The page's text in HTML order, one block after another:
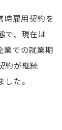
時雇用契約を
で、現在は
業での就業期
約が継続
た。